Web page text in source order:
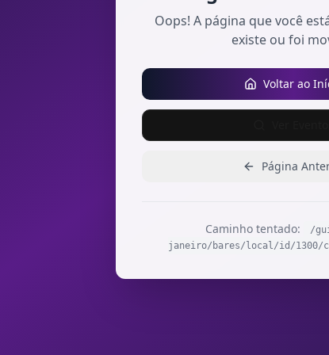
Oops! A página que você
existe ou foi
Voltar ao
Página
Caminho tentado:
/
janeiro/bares/local/id/1300/